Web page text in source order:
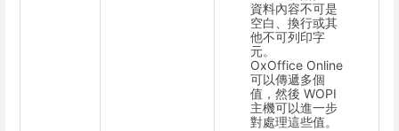
資料內容不可是
空白、換行或其
他不可列印字
元。
OxOffice Online
可以傳遞多個
值，然後 WOPI
主機可以進一步
對處理這些值。